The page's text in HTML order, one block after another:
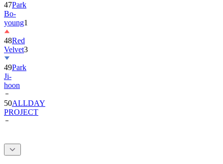
47Park
Bo-
young1
48Red
Velvet3
49Park
Ji-
hoon
50ALLDAY
PROJECT